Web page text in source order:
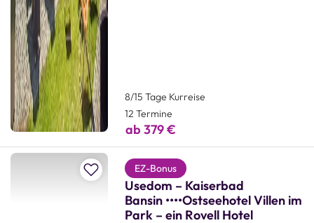
8/15 Tage Kurreise
12 Termine
ab 379 €
Zur Merkliste hinzufügen
EZ-Bonus
Usedom – Kaiserbad
Bansin ••••Ostseehotel Villen im
Park – ein Rovell Hotel